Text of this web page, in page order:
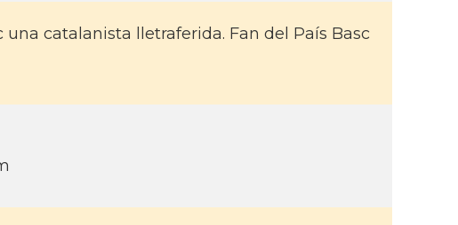
catalanista lletraferida. Fan del Paí­s Basc